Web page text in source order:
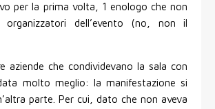
per la prima volta, 1 enologo che non
organizzatori dell’evento (no, non il
aziende che condividevano la sala con
molto meglio: la manifestazione si
parte. Per cui, dato che non aveva